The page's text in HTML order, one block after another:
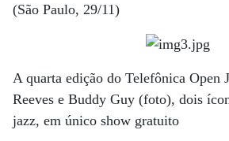
(São Paulo, 29/11)
A quarta edição do Telefônica Open
Reeves e Buddy Guy (foto), dois
jazz, em único show gratuito